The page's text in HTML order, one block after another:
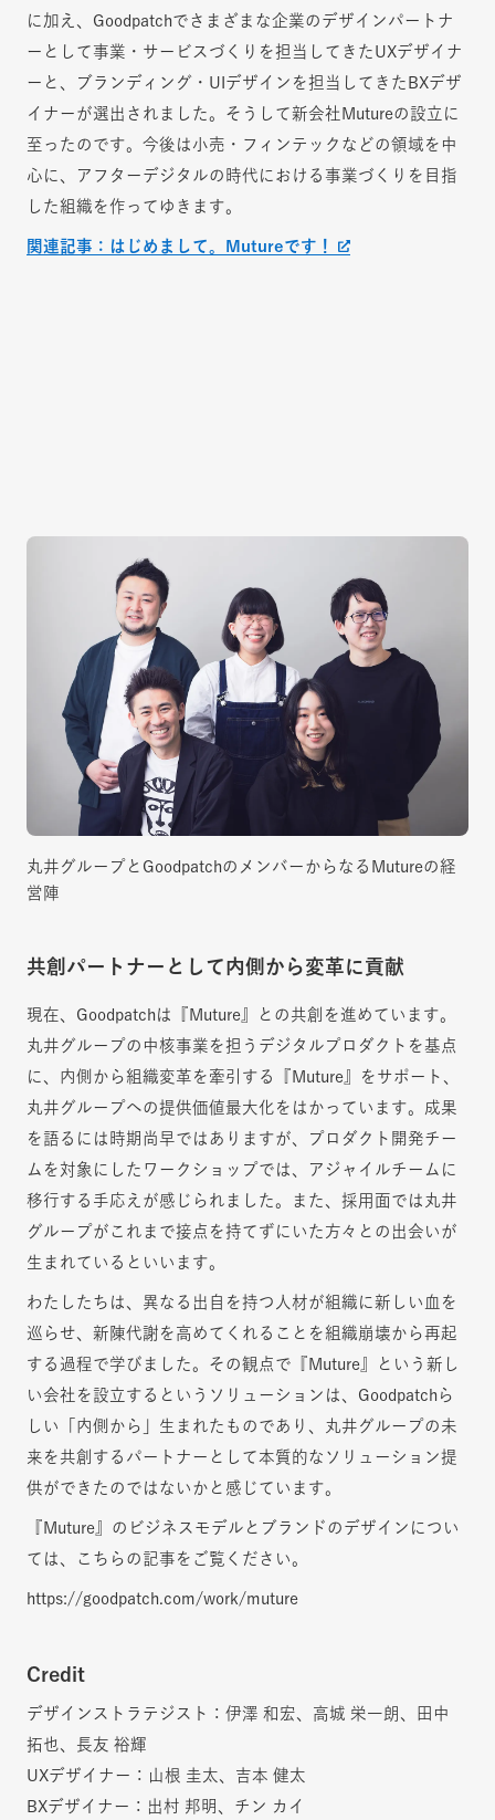
に加え、Goodpatchでさまざまな企業のデザインパートナ
ーとして事業・サービスづくりを担当してきたUXデザイナ
ーと、ブランディング・UIデザインを担当してきたBXデザ
イナーが選出されました。そうして新会社Mutureの設立に
至ったのです。今後は小売・フィンテックなどの領域を中
心に、アフターデジタルの時代における事業づくりを目指
した組織を作ってゆきます。
関連記事：はじめまして。Mutureです！
丸井グループとGoodpatchのメンバーからなるMutureの経
営陣
共創パートナーとして内側から変革に貢献
現在、Goodpatchは『Muture』との共創を進めています。
丸井グループの中核事業を担うデジタルプロダクトを基点
に、内側から組織変革を牽引する『Muture』をサポート、
丸井グループへの提供価値最大化をはかっています。成果
を語るには時期尚早ではありますが、プロダクト開発チー
ムを対象にしたワークショップでは、アジャイルチームに
移行する手応えが感じられました。また、採用面では丸井
グループがこれまで接点を持てずにいた方々との出会いが
生まれているといいます。
わたしたちは、異なる出自を持つ人材が組織に新しい血を
巡らせ、新陳代謝を高めてくれることを組織崩壊から再起
する過程で学びました。その観点で『Muture』という新し
い会社を設立するというソリューションは、Goodpatchら
しい「内側から」生まれたものであり、丸井グループの未
来を共創するパートナーとして本質的なソリューション提
供ができたのではないかと感じています。
『Muture』のビジネスモデルとブランドのデザインについ
ては、こちらの記事をご覧ください。
https://goodpatch.com/work/muture
Credit
デザインストラテジスト：伊澤 和宏、高城 栄一朗、田中
拓也、長友 裕輝
UXデザイナー：山根 圭太、吉本 健太
BXデザイナー：出村 邦明、チン カイ